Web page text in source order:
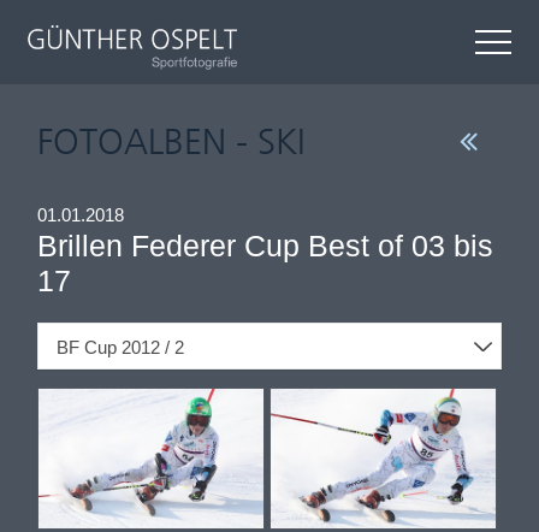
FOTOALBEN - SKI
01.01.2018
Brillen Federer Cup Best of 03 bis
17